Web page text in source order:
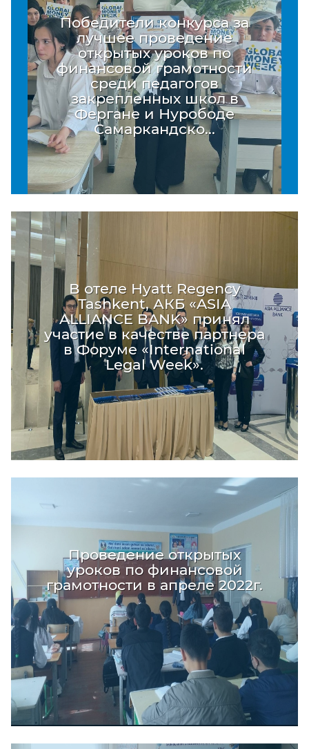
Победители конкурса за
лучшее проведение
открытых уроков по
финансовой грамотности
среди педагогов
закрепленных школ в
Фергане и Нурободе
Самаркандско...
В отеле Hyatt Regency
Tashkent, АКБ «ASIA
ALLIANCE BANK» принял
участие в качестве партнера
в Форуме «International
Legal Week».
Проведение открытых
уроков по финансовой
грамотности в апреле 2022г.